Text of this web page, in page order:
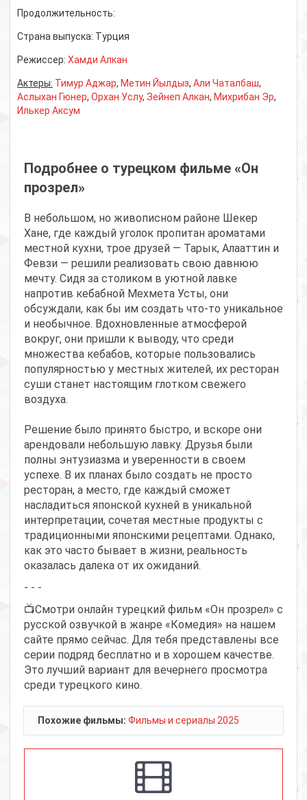
Продолжительность:
Страна выпуска: Турция
Режиссер: Хамди Алкан
Актеры: Тимур Аджар, Метин Йылдыз, Али Чаталбаш,
Аслыхан Гюнер, Орхан Услу, Зейнеп Алкан, Михрибан Эр,
Илькер Аксум
Подробнее о турецком фильме «Он
прозрел»
В небольшом, но живописном районе Шекер
Хане, где каждый уголок пропитан ароматами
местной кухни, трое друзей — Тарык, Алааттин и
Февзи — решили реализовать свою давнюю
мечту. Сидя за столиком в уютной лавке
напротив кебабной Мехмета Усты, они
обсуждали, как бы им создать что-то уникальное
и необычное. Вдохновленные атмосферой
вокруг, они пришли к выводу, что среди
множества кебабов, которые пользовались
популярностью у местных жителей, их ресторан
суши станет настоящим глотком свежего
воздуха.
Решение было принято быстро, и вскоре они
арендовали небольшую лавку. Друзья были
полны энтузиазма и уверенности в своем
успехе. В их планах было создать не просто
ресторан, а место, где каждый сможет
насладиться японской кухней в уникальной
интерпретации, сочетая местные продукты с
традиционными японскими рецептами. Однако,
как это часто бывает в жизни, реальность
оказалась далека от их ожиданий.
- - -
📺Смотри онлайн турецкий фильм «Он прозрел» с
русской озвучкой в жанре «Комедия» на нашем
сайте прямо сейчас. Для тебя представлены все
серии подряд бесплатно и в хорошем качестве.
Это лучший вариант для вечернего просмотра
среди турецкого кино.
Похожие фильмы: Фильмы и сериалы 2025